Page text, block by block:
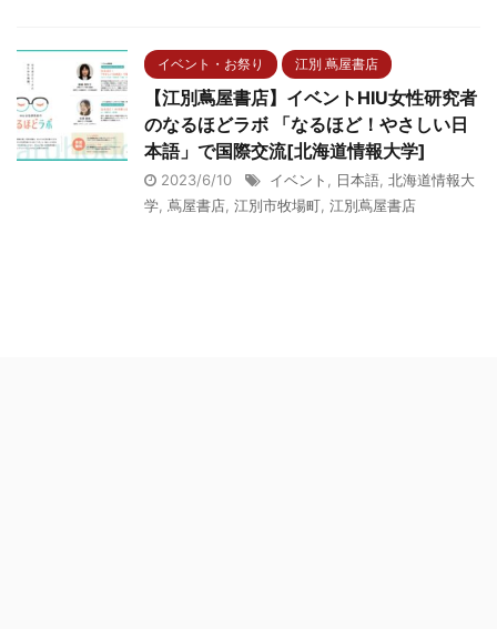
イベント・お祭り 江別 蔦屋書店
【江別蔦屋書店】イベントHIU女性研究者
のなるほどラボ 「なるほど！やさしい日
本語」で国際交流[北海道情報大学]
2023/6/10 イベント , 日本語, 北海道情報大
学, 蔦屋書店, 江別市牧場町, 江別蔦屋書店